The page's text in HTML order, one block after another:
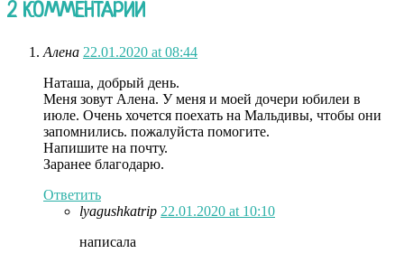
2 КОММЕНТАРИИ
Алена 22.01.2020 at 08:44
Наташа, добрый день.
Меня зовут Алена. У меня и моей дочери юбилеи в
июле. Очень хочется поехать на Мальдивы, чтобы они
запомнились. пожалуйста помогите.
Напишите на почту.
Заранее благодарю.
Ответить
lyagushkatrip 22.01.2020 at 10:10
написала